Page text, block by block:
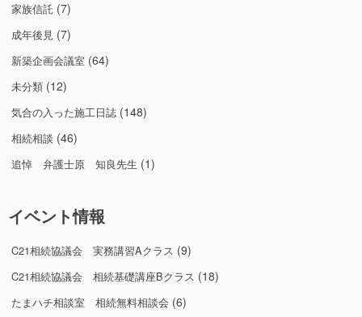
家族信託 (7)
成年後見 (7)
新築企画会議室 (64)
未分類 (12)
気合の入った施工日誌 (148)
相続相談 (46)
追悼 弁護士原 知良先生 (1)
イベント情報
C21相続協議会 実務講習Aクラス (9)
C21相続協議会 相続基礎講座Bクラス (18)
たまハチ相談室 相続無料相談会 (6)